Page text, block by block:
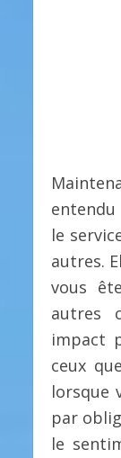
le
autres.
vous
autres
impact
ceux
lorsque
par
le